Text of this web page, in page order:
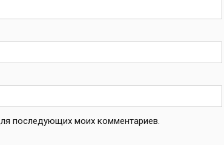
последующих моих комментариев.